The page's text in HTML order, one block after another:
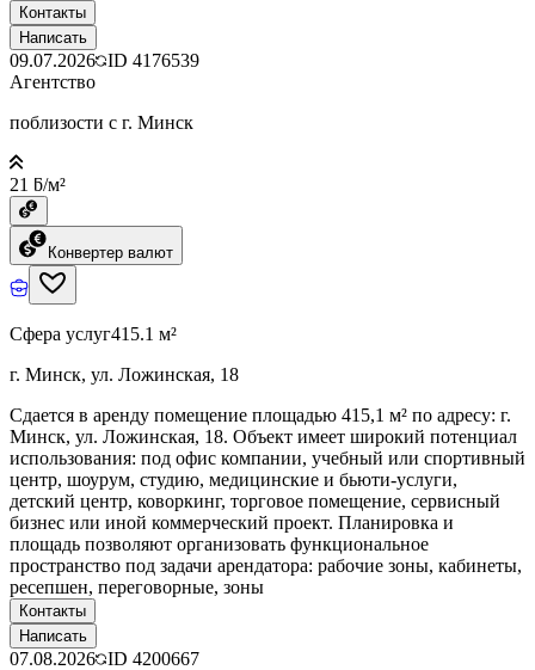
Контакты
Написать
09.07.2026 ID 4176539
Агентство
поблизости с г. Минск
21 ƃ/м²
Конвертер валют
Сфера услуг415.1 м²
г. Минск, ул. Ложинская, 18
Сдается в аренду помещение площадью 415,1 м² по адресу: г.
Минск, ул. Ложинская, 18. Объект имеет широкий потенциал
использования: под офис компании, учебный или спортивный
центр, шоурум, студию, медицинские и бьюти-услуги,
детский центр, коворкинг, торговое помещение, сервисный
бизнес или иной коммерческий проект. Планировка и
площадь позволяют организовать функциональное
пространство под задачи арендатора: рабочие зоны, кабинеты,
ресепшен, переговорные, зоны
Контакты
Написать
07.08.2026 ID 4200667